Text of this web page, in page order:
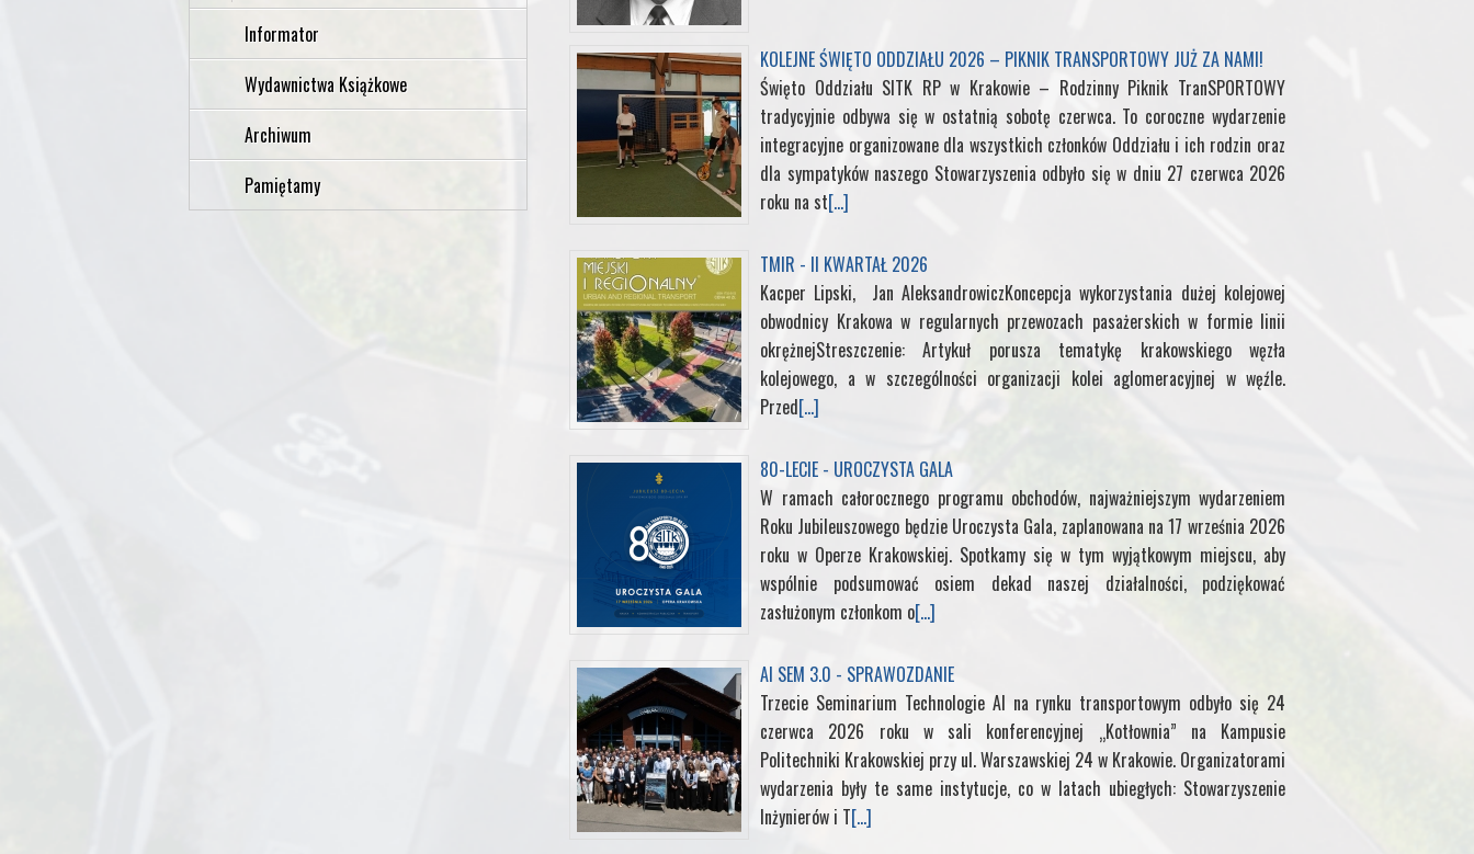
o
o
k
e
r
e
s
t
M
y
P
e
KOLEJNE ŚWIĘTO ODDZIAŁU 2026 – PIKNIK TRANSPORTOWY JUŻ ZA NAMI!
Święto Oddziału SITK RP w Krakowie – Rodzinny Piknik TranSPORTOWY
tradycyjnie odbywa się w ostatnią sobotę czerwca. To coroczne wydarzenie
integracyjne organizowane dla wszystkich członków Oddziału i ich rodzin oraz
dla sympatyków naszego Stowarzyszenia odbyło się w dniu 27 czerwca 2026
roku na st[...]
TMIR - II KWARTAŁ 2026
Kacper Lipski, Jan AleksandrowiczKoncepcja wykorzystania dużej kolejowej
obwodnicy Krakowa w regularnych przewozach pasażerskich w formie linii
okrężnejStreszczenie: Artykuł porusza tematykę krakowskiego węzła
kolejowego, a w szczególności organizacji kolei aglomeracyjnej w węźle.
Przed[...]
80-LECIE - UROCZYSTA GALA
W ramach całorocznego programu obchodów, najważniejszym wydarzeniem
Roku Jubileuszowego będzie Uroczysta Gala, zaplanowana na 17 września 2026
roku w Operze Krakowskiej. Spotkamy się w tym wyjątkowym miejscu, aby
wspólnie podsumować osiem dekad naszej działalności, podziękować
zasłużonym członkom o[...]
AI SEM 3.0 - SPRAWOZDANIE
Trzecie Seminarium Technologie AI na rynku transportowym odbyło się 24
czerwca 2026 roku w sali konferencyjnej „Kotłownia” na Kampusie
Politechniki Krakowskiej przy ul. Warszawskiej 24 w Krakowie. Organizatorami
wydarzenia były te same instytucje, co w latach ubiegłych: Stowarzyszenie
Inżynierów i T[...]
Informator
Wydawnictwa Książkowe
Archiwum
Pamiętamy